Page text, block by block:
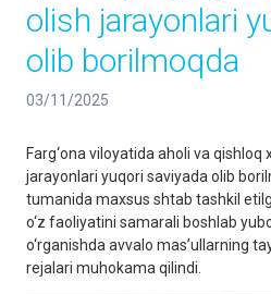
olish jarayonlari
olib borilmoqda
03/11/2025
Farg‘ona viloyatida aholi va qishloq
jarayonlari yuqori saviyada olib
tumanida maxsus shtab tashkil
o‘z faoliyatini samarali boshlab
o‘rganishda avvalo mas’ullarning
rejalari muhokama qilindi.